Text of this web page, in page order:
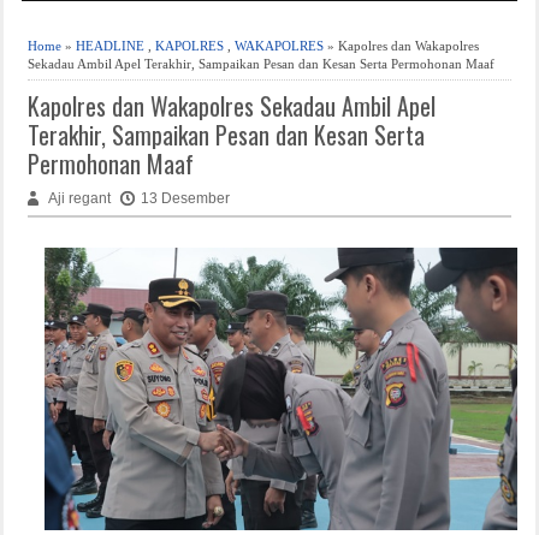
Home» HEADLINE, KAPOLRES, WAKAPOLRES» Kapolres dan Wakapolres
Sekadau Ambil Apel Terakhir, Sampaikan Pesan dan Kesan Serta Permohonan Maaf
Kapolres dan Wakapolres Sekadau Ambil Apel
Terakhir, Sampaikan Pesan dan Kesan Serta
Permohonan Maaf
Aji regant 13 Desember